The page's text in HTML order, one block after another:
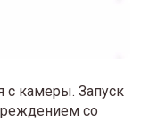
с камеры. Запуск
со